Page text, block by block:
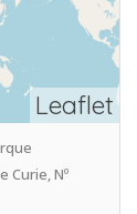
Leaflet
Curie, Nº